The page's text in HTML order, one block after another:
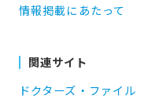
情報掲載にあたって
関連サイト
ドクターズ・ファイル